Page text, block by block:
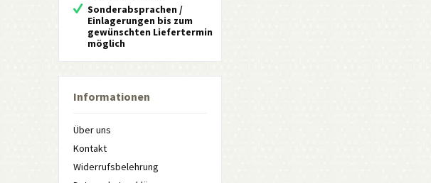
Sonderabsprachen /
Einlagerungen bis zum
gewünschten Liefertermin
möglich
Informationen
Über uns
Kontakt
Widerrufsbelehrung